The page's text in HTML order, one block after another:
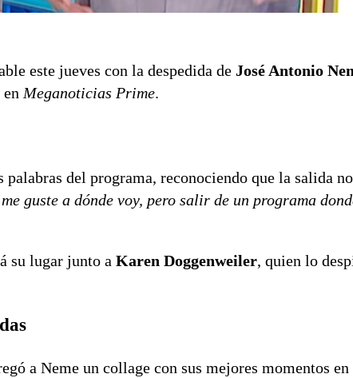
este jueves con la despedida de José Antonio
enMeganoticias Prime.
palabras del programa, reconociendo que la salida
guste a dónde voy, pero salir de un programa
su lugar junto a Karen Doggenweiler, quien lo
a Neme un collage con sus mejores momentos